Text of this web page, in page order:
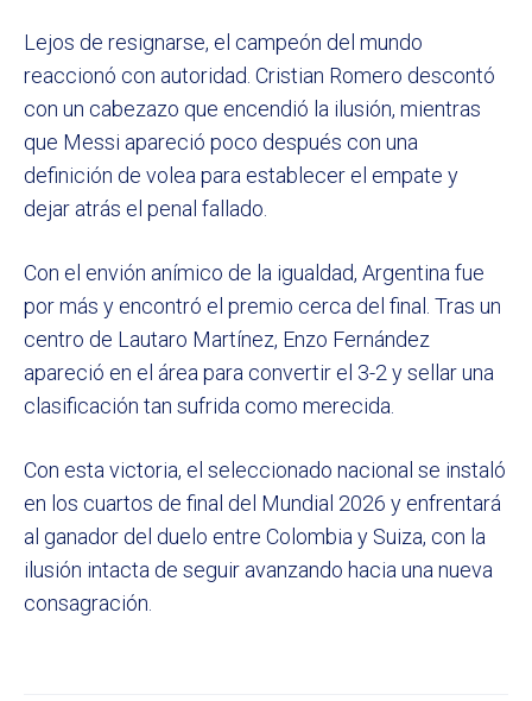
Lejos de resignarse, el campeón del mundo
reaccionó con autoridad. Cristian Romero descontó
con un cabezazo que encendió la ilusión, mientras
que Messi apareció poco después con una
definición de volea para establecer el empate y
dejar atrás el penal fallado.
Con el envión anímico de la igualdad, Argentina fue
por más y encontró el premio cerca del final. Tras un
centro de Lautaro Martínez, Enzo Fernández
apareció en el área para convertir el 3-2 y sellar una
clasificación tan sufrida como merecida.
Con esta victoria, el seleccionado nacional se instaló
en los cuartos de final del Mundial 2026 y enfrentará
al ganador del duelo entre Colombia y Suiza, con la
ilusión intacta de seguir avanzando hacia una nueva
consagración.